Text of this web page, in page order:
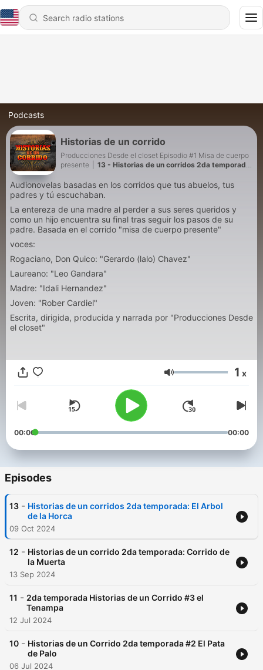
Podcasts
Historias de un corrido
Producciones Desde el closet Episodio #1 Misa de cuerpo
presente
13 - Historias de un corridos 2da temporada:
Audionovelas basadas en los corridos que tus abuelos, tus
padres y tú escuchaban.
La entereza de una madre al perder a sus seres queridos y
como un hijo encuentra su final tras seguir los pasos de su
padre. Basada en el corrido "misa de cuerpo presente"
voces:
Rogaciano, Don Quico: "Gerardo (lalo) Chavez"
Laureano: "Leo Gandara"
Madre: "Idali Hernandez"
Joven: "Rober Cardiel"
Escrita, dirigida, producida y narrada por "Producciones Desde
el closet"
Volume 1 x
00:00 00:00
Episodes
13 - Historias de un corridos 2da temporada: El Arbol
de la Horca
09 Oct 2024
12 - Historias de un corrido 2da temporada: Corrido de
la Muerta
13 Sep 2024
11 - 2da temporada Historias de un Corrido #3 el
Tenampa
12 Jul 2024
10 - Historias de un Corrido 2da temporada #2 El Pata
de Palo
06 Jul 2024